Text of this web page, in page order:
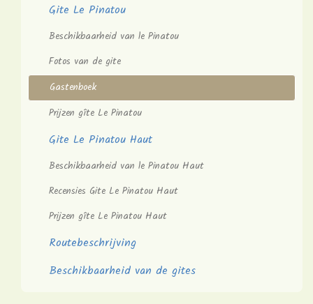
Gite Le Pinatou
Beschikbaarheid van le Pinatou
Fotos van de gite
Gastenboek
Prijzen gîte Le Pinatou
Gite Le Pinatou Haut
Beschikbaarheid van le Pinatou Haut
Recensies Gite Le Pinatou Haut
Prijzen gîte Le Pinatou Haut
Routebeschrijving
Beschikbaarheid van de gites